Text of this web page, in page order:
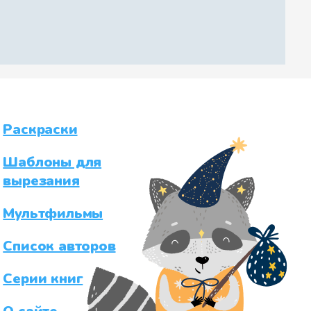
Раскраски
Шаблоны для
вырезания
Мультфильмы
Список авторов
Серии книг